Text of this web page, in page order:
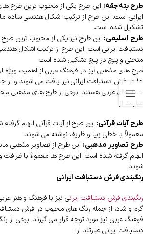
طرح بته جقه: این طرح یکی از محبوب ترین طرح
ایرانی است. این طرح از ترکیب اشکال هندسی ساده
تشکیل شده است.
طرح اسلیمی: این طرح نیز یکی از محبوب ترین
دستبافت ایرانی است. این طرح از ترکیب اشکال
منحنی و پیچ در پیچ تشکیل شده است.
طرح های مذهبی نیز در فرهنگ عربی از اهمیت ویژه
ها در فرش دستبافت ایرانی نیز یافت می شوند و
خانه های عربی هستند. برخی از طرح های مذهبی
عبارتند از:
طرح آیات قرآنی: این طرح از آیات قرآنی الهام
معمولاً با خطی زیبا و ظریف نوشته می شوند.
طرح تصاویر مذهبی: این طرح از تصاویر مذهبی
الهام گرفته شده است. این طرح ها معمولاً با ظرافت
شوند.
رنگبندی فرش دستبافت ایرانی
رنگبندی فرش دستبافت ایرانی نیز با فرهنگ و هنر
گرم و شاد، از جمله رنگ های محبوب در فرش
فرهنگ عربی نیز مورد توجه قرار می گیرند. برخی
دستبافت ایرانی عبارتند از: